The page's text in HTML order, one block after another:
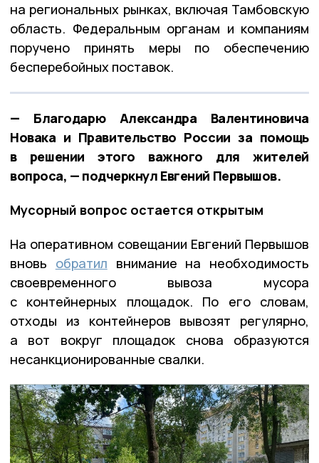
на региональных рынках, включая Тамбовскую
область. Федеральным органам и компаниям
поручено принять меры по обеспечению
бесперебойных поставок.
— Благодарю Александра Валентиновича
Новака и Правительство России за помощь
в решении этого важного для жителей
вопроса, — подчеркнул Евгений Первышов.
Мусорный вопрос остается открытым
На оперативном совещании Евгений Первышов
вновь обратил внимание на необходимость
своевременного вывоза мусора
с контейнерных площадок. По его словам,
отходы из контейнеров вывозят регулярно,
а вот вокруг площадок снова образуются
несанкционированные свалки.